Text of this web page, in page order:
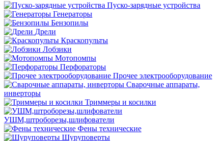
Пуско-зарядные устройства
Генераторы
Бензопилы
Дрели
Краскопульты
Лобзики
Мотопомпы
Перфораторы
Прочее электрооборудование
Сварочные аппараты,
инверторы
Триммеры и косилки
УШМ,штроборезы,шлифователи
Фены технические
Шуруповерты